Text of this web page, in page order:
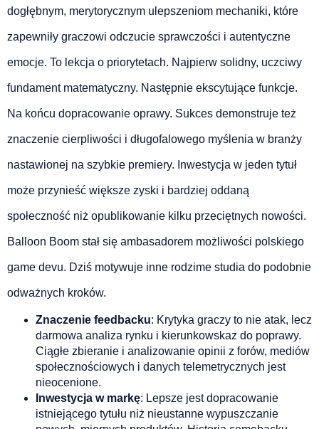
dogłębnym, merytorycznym ulepszeniom mechaniki, które
zapewniły graczowi odczucie sprawczości i autentyczne
emocje. To lekcja o priorytetach. Najpierw solidny, uczciwy
fundament matematyczny. Następnie ekscytujące funkcje.
Na końcu dopracowanie oprawy. Sukces demonstruje też
znaczenie cierpliwości i długofalowego myślenia w branży
nastawionej na szybkie premiery. Inwestycja w jeden tytuł
może przynieść większe zyski i bardziej oddaną
społeczność niż opublikowanie kilku przeciętnych nowości.
Balloon Boom stał się ambasadorem możliwości polskiego
game devu. Dziś motywuje inne rodzime studia do podobnie
odważnych kroków.
Znaczenie feedbacku: Krytyka graczy to nie atak, lecz
darmowa analiza rynku i kierunkowskaz do poprawy.
Ciągłe zbieranie i analizowanie opinii z forów, mediów
społecznościowych i danych telemetrycznych jest
nieocenione.
Inwestycja w markę: Lepsze jest dopracowanie
istniejącego tytułu niż nieustanne wypuszczanie